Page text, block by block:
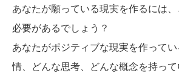
あなたが願っている現実を作るには
必要があるでしょう？
あなたがポジティブな現実を作って
情、どんな思考、どんな概念を持っ